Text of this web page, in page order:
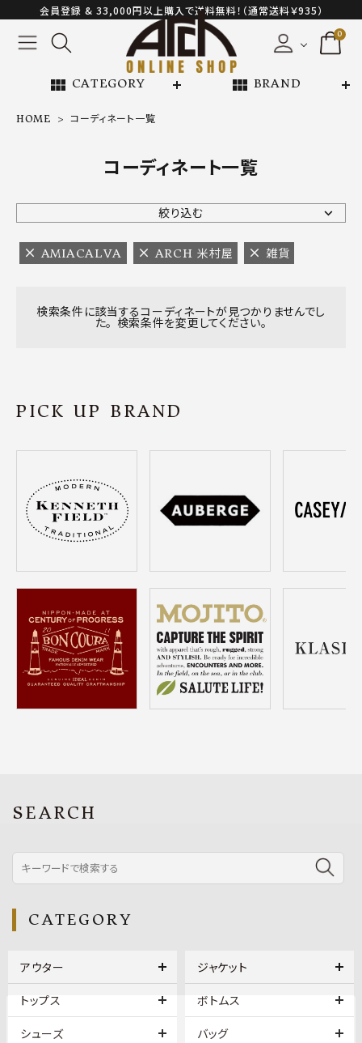
会員登録 & 33,000円以上購入で送料無料！（通常送料￥935）
0
view_module CATEGORY view_module BRAND
NEW ARRIVAL
ARCH EXCLUSIVE
BRAND
INFORMATION
ご利用ガイド
プライバシーポリシー
特定商取引法について
お問い合わせ
OFFICIAL WEB SITE
ACCOUNT MENU
ようこそ ゲスト 様
meeting_room ログイン 会員登録
HOME コーディネート一覧
コーディネート一覧
絞り込む
AMIACALVA ARCH 米村屋 雑貨
検索条件に該当するコーディネートが見つかりませんでし
た。 検索条件を変更してください。
PICK UP BRAND
SEARCH
CATEGORY
アウター ジャケット
トップス ボトムス
シューズ バッグ